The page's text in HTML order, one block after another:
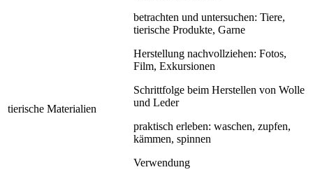
tierische Materialien
betrachten und untersuchen: Tiere,
tierische Produkte, Garne
Herstellung nachvollziehen: Fotos,
Film, Exkursionen
Schrittfolge beim Herstellen von Wolle
und Leder
praktisch erleben: waschen, zupfen,
kämmen, spinnen
Verwendung